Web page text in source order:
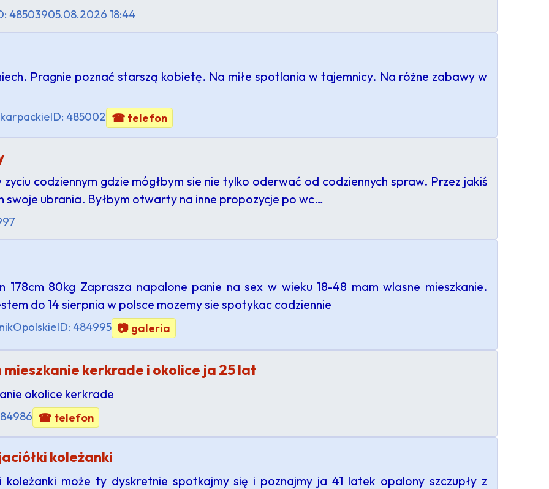
48503905.08.2026 18:44
Pragnie poznać starszą kobietę. Na miłe spotlania w tajemnicy. Na różne zabawy w
ID: 485002 ☎ telefon
codziennym gdzie mógłbym sie nie tylko oderwać od codziennych spraw. Przez jakiś
swoje ubrania. Byłbym otwarty na inne propozycje po wc…
178cm 80kg Zaprasza napalone panie na sex w wieku 18-48 mam wlasne mieszkanie.
do 14 sierpnia w polsce mozemy sie spotykac codziennie
OpolskieID: 484995 📷 galeria
mieszkanie kerkrade i okolice ja 25 lat
okolice kerkrade
☎ telefon
koleżanki
koleżanki może ty dyskretnie spotkajmy się i poznajmy ja 41 latek opalony szczupły z